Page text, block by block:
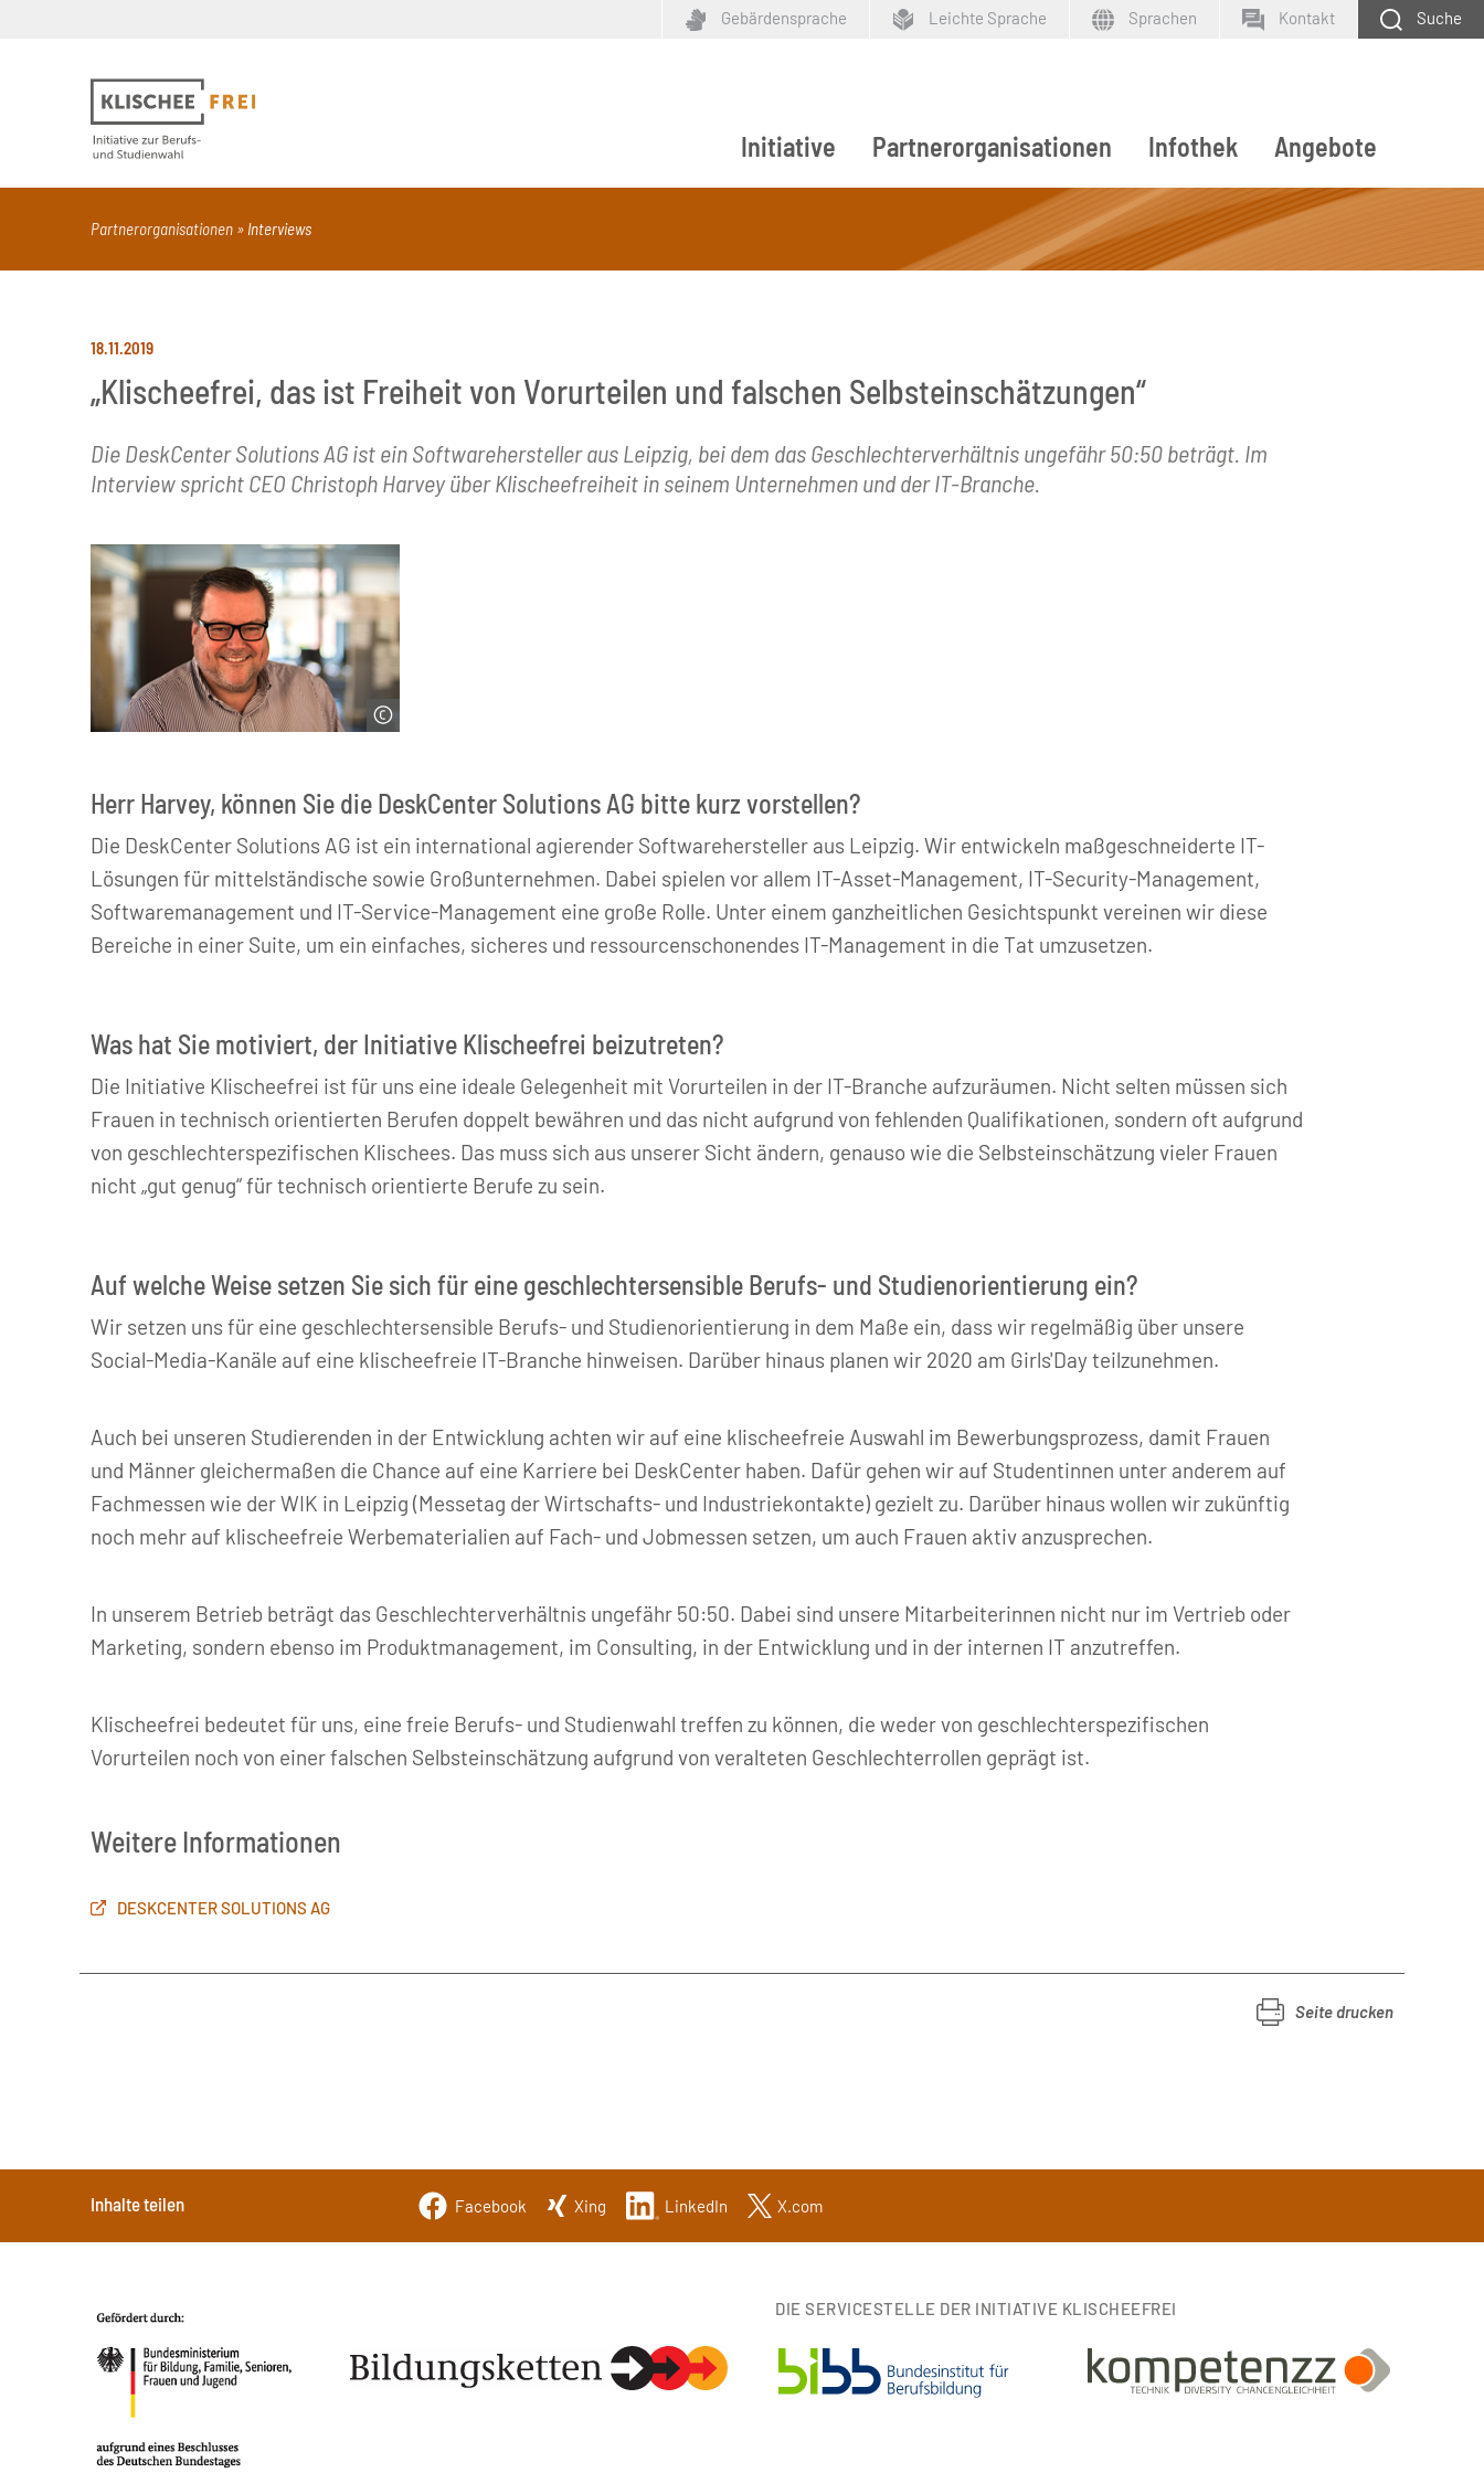
Gebärdensprache Leichte Sprache Sprachen Kontakt Suche
Suchbegriff
SUCHEN
Initiative Partnerorganisationen Infothek Angebote
Partnerorganisationen Interviews
18.11.2019
„Klischeefrei, das ist Freiheit von Vorurteilen und falschen Selbsteinschätzungen“
Die DeskCenter Solutions AG ist ein Softwarehersteller aus Leipzig, bei dem das Geschlechterverhältnis ungefähr 50:50 beträgt. Im
Interview spricht CEO Christoph Harvey über Klischeefreiheit in seinem Unternehmen und der IT-Branche.
Herr Harvey, können Sie die DeskCenter Solutions AG bitte kurz vorstellen?
Die DeskCenter Solutions AG ist ein international agierender Softwarehersteller aus Leipzig. Wir entwickeln maßgeschneiderte IT-
Lösungen für mittelständische sowie Großunternehmen. Dabei spielen vor allem IT-Asset-Management, IT-Security-Management,
Softwaremanagement und IT-Service-Management eine große Rolle. Unter einem ganzheitlichen Gesichtspunkt vereinen wir diese
Bereiche in einer Suite, um ein einfaches, sicheres und ressourcenschonendes IT-Management in die Tat umzusetzen.
Was hat Sie motiviert, der Initiative Klischeefrei beizutreten?
Die Initiative Klischeefrei ist für uns eine ideale Gelegenheit mit Vorurteilen in der IT-Branche aufzuräumen. Nicht selten müssen sich
Frauen in technisch orientierten Berufen doppelt bewähren und das nicht aufgrund von fehlenden Qualifikationen, sondern oft aufgrund
von geschlechterspezifischen Klischees. Das muss sich aus unserer Sicht ändern, genauso wie die Selbsteinschätzung vieler Frauen
nicht „gut genug“ für technisch orientierte Berufe zu sein.
Auf welche Weise setzen Sie sich für eine geschlechtersensible Berufs- und Studienorientierung ein?
Wir setzen uns für eine geschlechtersensible Berufs- und Studienorientierung in dem Maße ein, dass wir regelmäßig über unsere
Social-Media-Kanäle auf eine klischeefreie IT-Branche hinweisen. Darüber hinaus planen wir 2020 am Girls'Day teilzunehmen.
Auch bei unseren Studierenden in der Entwicklung achten wir auf eine klischeefreie Auswahl im Bewerbungsprozess, damit Frauen
und Männer gleichermaßen die Chance auf eine Karriere bei DeskCenter haben. Dafür gehen wir auf Studentinnen unter anderem auf
Fachmessen wie der WIK in Leipzig (Messetag der Wirtschafts- und Industriekontakte) gezielt zu. Darüber hinaus wollen wir zukünftig
noch mehr auf klischeefreie Werbematerialien auf Fach- und Jobmessen setzen, um auch Frauen aktiv anzusprechen.
In unserem Betrieb beträgt das Geschlechterverhältnis ungefähr 50:50. Dabei sind unsere Mitarbeiterinnen nicht nur im Vertrieb oder
Marketing, sondern ebenso im Produktmanagement, im Consulting, in der Entwicklung und in der internen IT anzutreffen.
Klischeefrei bedeutet für uns, eine freie Berufs- und Studienwahl treffen zu können, die weder von geschlechterspezifischen
Vorurteilen noch von einer falschen Selbsteinschätzung aufgrund von veralteten Geschlechterrollen geprägt ist.
Weitere Informationen
DESKCENTER SOLUTIONS AG
Seite drucken
Inhalte teilen Facebook Xing LinkedIn X.com
DIE SERVICESTELLE DER INITIATIVE KLISCHEEFREI